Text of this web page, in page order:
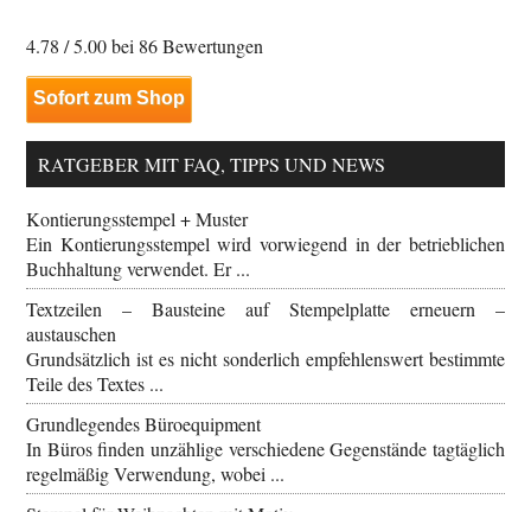
4.78 / 5.00 bei 86Bewertungen
Sofort zum Shop
RATGEBER MIT FAQ, TIPPS UND NEWS
Kontierungsstempel + Muster
Ein Kontierungsstempel wird vorwiegend in der betrieblichen
Buchhaltung verwendet. Er ...
Textzeilen – Bausteine auf Stempelplatte erneuern –
austauschen
Grundsätzlich ist es nicht sonderlich empfehlenswert bestimmte
Teile des Textes ...
Grundlegendes Büroequipment
In Büros finden unzählige verschiedene Gegenstände tagtäglich
regelmäßig Verwendung, wobei ...